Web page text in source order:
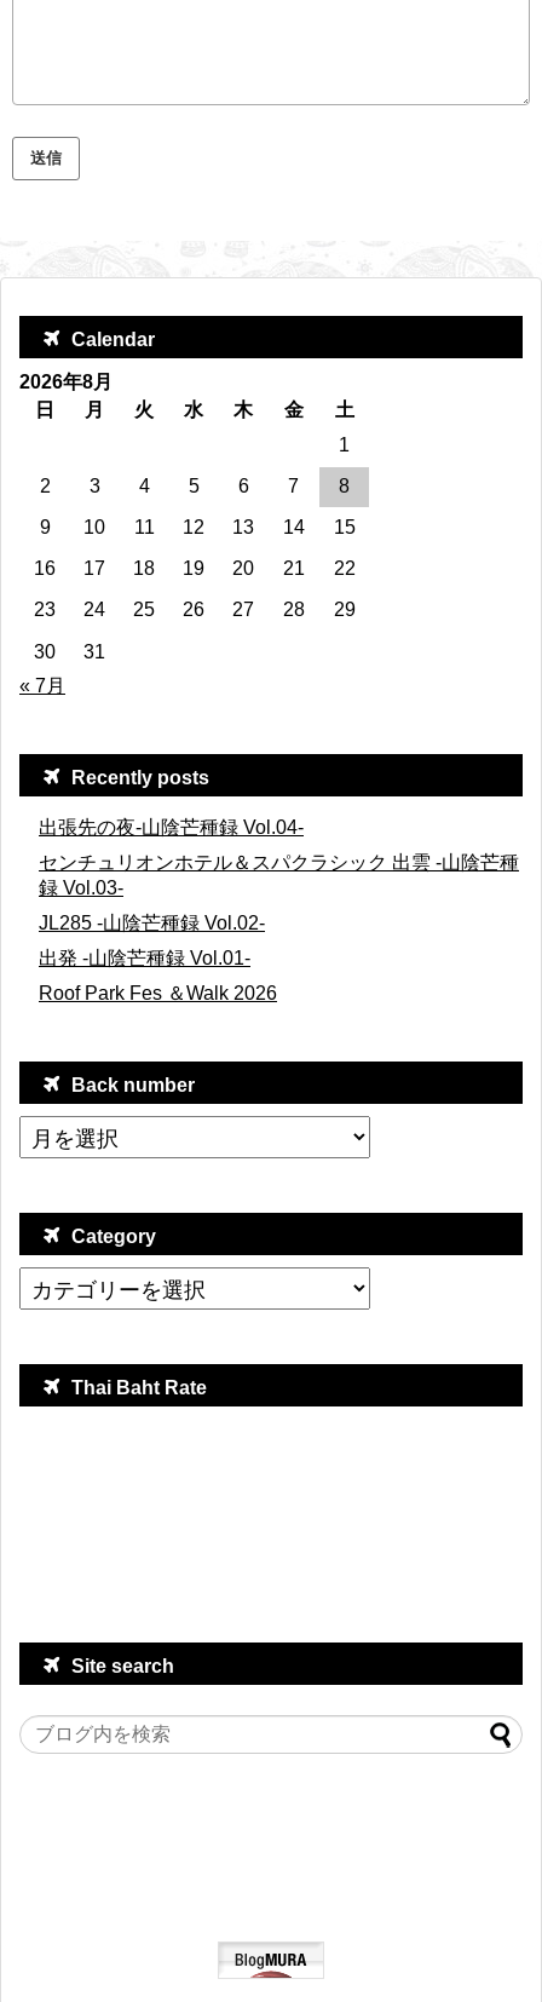
Calendar
2026年8月
日
月 火 水 木 金
土
1
2
3 4 5 6 7
8
9
10 11 12 13 14
15
16
17 18 19 20 21
22
23
24 25 26 27 28 29
30
31
« 7月
Recently posts
出張先の夜-山陰芒種録 Vol.04-
センチュリオンホテル＆スパクラシック 出雲 -山陰芒種
録 Vol.03-
JL285 -山陰芒種録 Vol.02-
出発 -山陰芒種録 Vol.01-
Roof Park Fes ＆Walk 2026
Back number
Category
Thai Baht Rate
Site search